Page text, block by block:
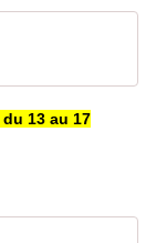
13 au 17